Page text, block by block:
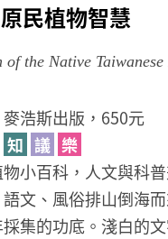
民植物智慧
of the Native
浩斯出版，650元
知 議 樂
小百科，人文與科
文、風俗排山倒海
集的功底。淺白的